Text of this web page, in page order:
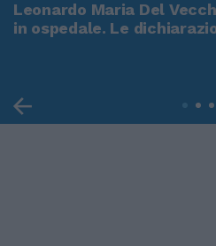
Leonardo Maria Del
in ospedale. Le